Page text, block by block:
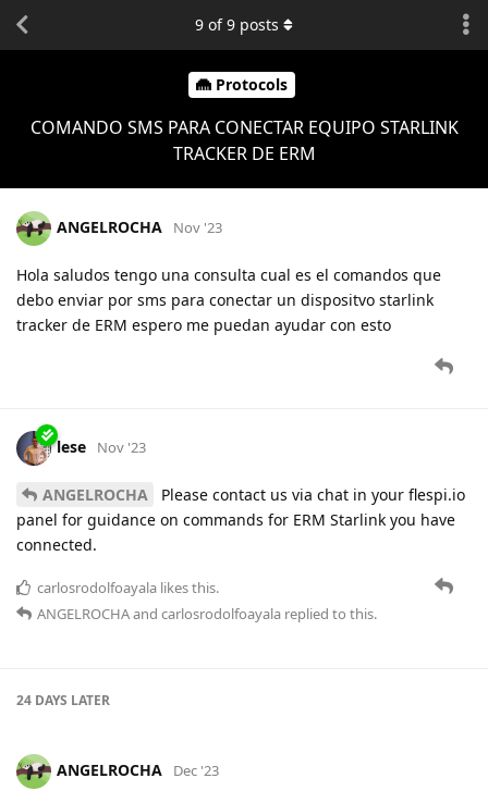
Protocols
COMANDO SMS PARA CONECTAR EQUIPO STARLINK
TRACKER DE ERM
9 of9 posts
ANGELROCHA Nov '23
Hola saludos tengo una consulta cual es el comandos que
debo enviar por sms para conectar un dispositvo starlink
tracker de ERM espero me puedan ayudar con esto
lese Nov '23
ANGELROCHA
Please contact us via chat in your flespi.io
panel for guidance on commands for ERM Starlink you have
connected.
carlosrodolfoayala likes this.
ANGELROCHAand carlosrodolfoayala replied to this.
24 DAYS LATER
ANGELROCHA Dec '23